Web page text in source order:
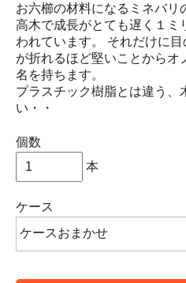
お六櫛の材料になるミネバリ
高木で成長がとても遅く１ミ
われています。 それだけに
が折れるほど堅いことからオ
名を持ちます。
プラスチック樹脂とは違う、
い・・
個数
本
ケース